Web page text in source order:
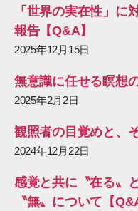
「世界の実在性」に
報告【Q&A】
2025年12月15日
無意識に任せる瞑想
2025年2月2日
観照者の目覚めと、
2024年12月22日
感覚と共に〝在る〟
〝無〟について【